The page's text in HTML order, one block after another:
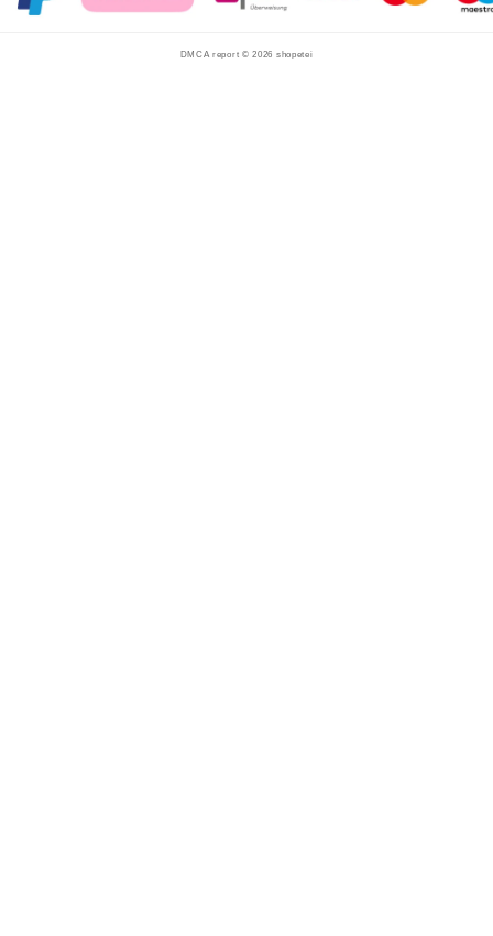
DMCA report © 2026 shopetei